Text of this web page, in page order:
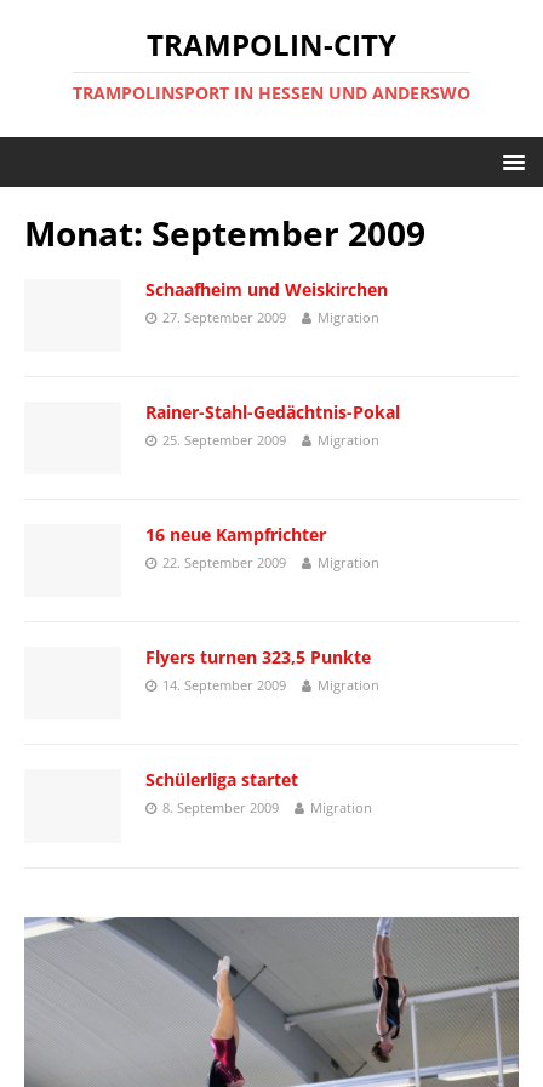
TRAMPOLIN-CITY
TRAMPOLINSPORT IN HESSEN UND ANDERSWO
Monat: September 2009
Schaafheim und Weiskirchen
27. September 2009 Migration
Rainer-Stahl-Gedächtnis-Pokal
25. September 2009 Migration
16 neue Kampfrichter
22. September 2009 Migration
Flyers turnen 323,5 Punkte
14. September 2009 Migration
Schülerliga startet
8. September 2009 Migration